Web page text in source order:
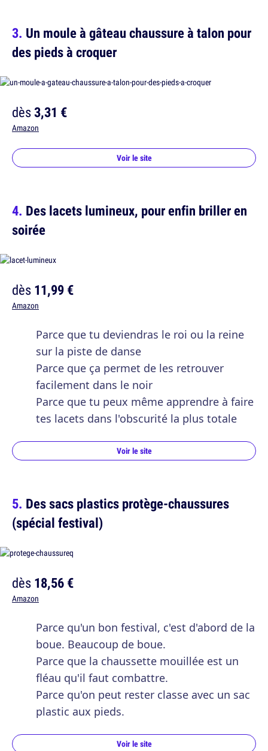
Un moule à gâteau chaussure à talon pour
des pieds à croquer
dès3,31 €
Amazon
Voir le site
Des lacets lumineux, pour enfin briller en
soirée
dès11,99 €
Amazon
Parce que tu deviendras le roi ou la reine
sur la piste de danse
Parce que ça permet de les retrouver
facilement dans le noir
Parce que tu peux même apprendre à faire
tes lacets dans l'obscurité la plus totale
Voir le site
Des sacs plastics protège-chaussures
(spécial festival)
dès18,56 €
Amazon
Parce qu'un bon festival, c'est d'abord de la
boue. Beaucoup de boue.
Parce que la chaussette mouillée est un
fléau qu'il faut combattre.
Parce qu'on peut rester classe avec un sac
plastic aux pieds.
Voir le site